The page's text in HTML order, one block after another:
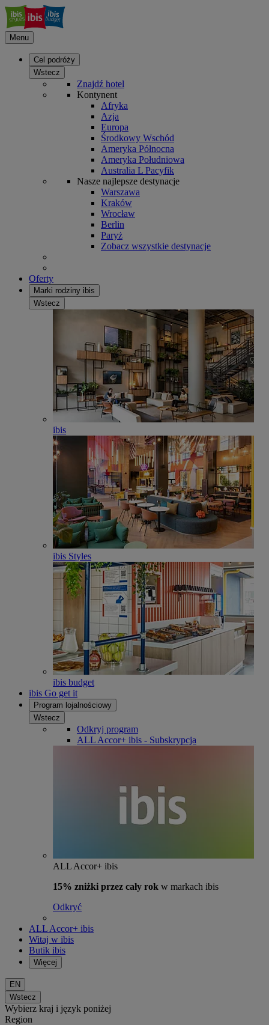
Menu
Cel podróży
Wstecz
Znajdź hotel
Kontynent
Afryka
Azja
Europa
Środkowy Wschód
Ameryka Północna
Ameryka Południowa
Australia L Pacyfik
Nasze najlepsze destynacje
Warszawa
Kraków
Wrocław
Berlin
Paryż
Zobacz wszystkie destynacje
Oferty
Marki rodziny ibis
Wstecz
ibis
ibis Styles
ibis budget
ibis Go get it
Program lojalnościowy
Wstecz
Odkryj program
ALL Accor+ ibis - Subskrypcja
ALL Accor+ ibis
15% zniżki przez cały rok w markach ibis
Odkryć
ALL Accor+ ibis
Witaj w ibis
Butik ibis
Więcej
EN
Wstecz
Wybierz kraj i język poniżej
Region